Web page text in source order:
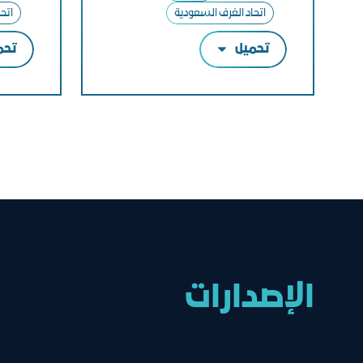
اتحاد الغرف السعودية
تحميل
الإصدارات